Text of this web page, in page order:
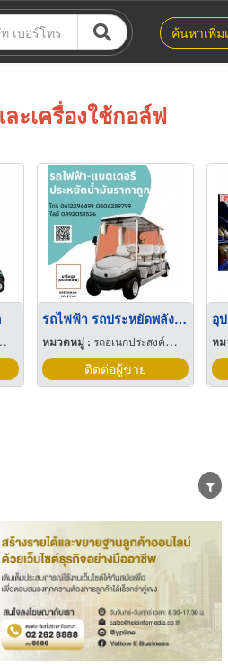
ค้นหาเพิ่ม
ะเครื่องใช้กอล์ฟ
รถไฟฟ้า รถประหยัดพลังงาน ราคาถูกที่สุด
หมวดหมู่ : รถอเนกประสงค์สำหรับสนามกอล์ฟ
ติดต่อผู้ขาย
ห
ธุรกิจบริการ